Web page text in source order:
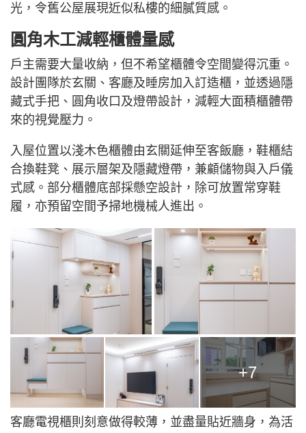
光，令舊公屋展現近似私樓的細膩質感。
圓角木工減輕櫃體量感
戶主需要大量收納，但不希望櫃體令空間變得沉重。
設計團隊於玄關、客廳及睡房加入訂造櫃，並透過隱
藏式手把、圓角收口及燈帶設計，減輕大面積櫃體帶
來的視覺壓力。
入屋位置以淺木色櫃體由玄關延伸至客飯廳，鞋櫃結
合換鞋凳、展示層架及隱藏燈帶，兼顧儲物與入戶儀
式感。部分櫃體底部採懸空設計，除可放置常穿鞋
履，亦預留空間予掃地機械人進出。
+7
客廳電視櫃則刻意做得較薄，並盡量貼近牆身，為活